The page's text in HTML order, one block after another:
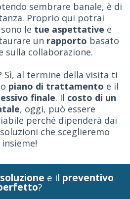
sembrare banale, è di
Proprio qui potrai
le tue aspettative e
un rapporto basato
sulla collaborazione.
Sì, al termine della visita ti
piano di trattamento e il
finale. Il costo di un
, oggi, può essere
perché dipenderà dai
che sceglieremo
insieme!
soluzione e il preventivo
?